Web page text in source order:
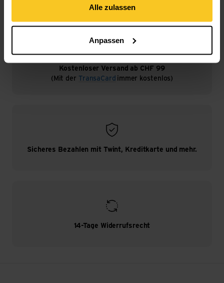
Alle zulassen
Anpassen
Kostenloser Versand ab CHF 99
(Mit der
TransaCard immer kostenlos)
Sicheres Bezahlen mit Twint, Kreditkarte und mehr.
14-Tage Widerrufsrecht